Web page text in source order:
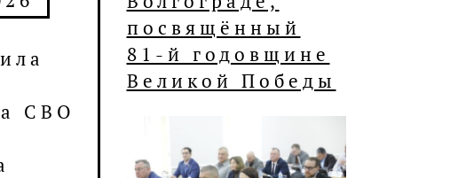
СВО
посвящённый
81-й годовщине
Великой Победы